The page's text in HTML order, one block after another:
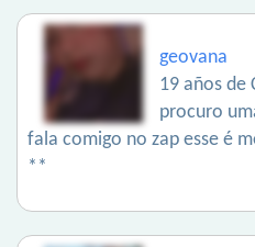
geovana
19 años de
procuro
fala comigo no zap esse
**